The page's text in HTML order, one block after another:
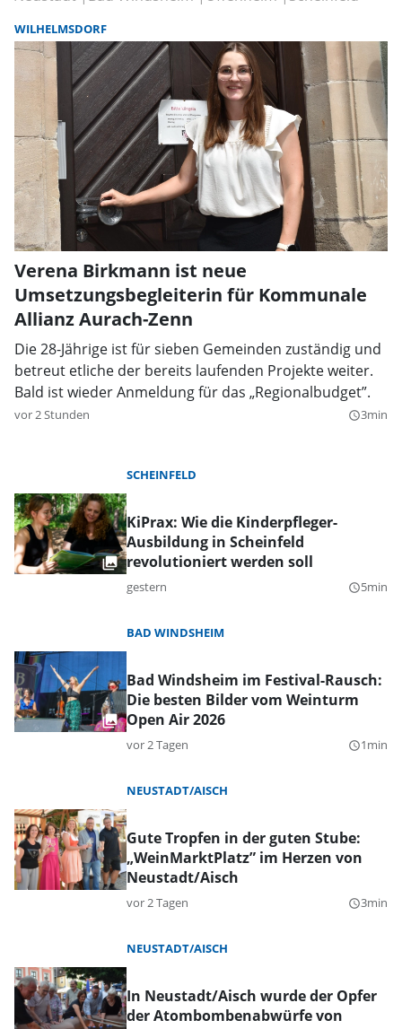
WILHELMSDORF
Verena Birkmann ist neue
Umsetzungsbegleiterin für Kommunale
Allianz Aurach-Zenn
Die 28-Jährige ist für sieben Gemeinden zuständig und
betreut etliche der bereits laufenden Projekte weiter.
Bald ist wieder Anmeldung für das „Regionalbudget”.
vor 2 Stunden query_builder3min
SCHEINFELD
KiPrax: Wie die Kinderpfleger-
Ausbildung in Scheinfeld
revolutioniert werden soll
gestern query_builder5min
BAD WINDSHEIM
Bad Windsheim im Festival-Rausch:
Die besten Bilder vom Weinturm
Open Air 2026
vor 2 Tagen query_builder1min
NEUSTADT/AISCH
Gute Tropfen in der guten Stube:
„WeinMarktPlatz” im Herzen von
Neustadt/Aisch
vor 2 Tagen query_builder3min
NEUSTADT/AISCH
In Neustadt/Aisch wurde der Opfer
der Atombombenabwürfe von